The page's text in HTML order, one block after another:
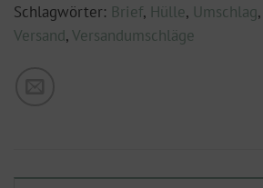
Schlagwörter: Brief, Hülle, Umschlag,
Versand,Versandumschläge